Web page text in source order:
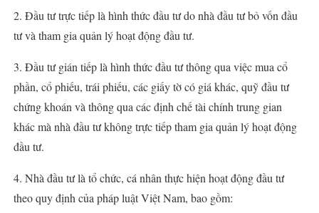
2. Đầu tư trực tiếp là hình thức đầu tư do nhà đầu tư bỏ vốn đầu
tư và tham gia quản lý hoạt động đầu tư.
3. Đầu tư gián tiếp là hình thức đầu tư thông qua việc mua cổ
phần, cổ phiếu, trái phiếu, các giấy tờ có giá khác, quỹ đầu tư
chứng khoán và thông qua các định chế tài chính trung gian
khác mà nhà đầu tư không trực tiếp tham gia quản lý hoạt động
đầu tư.
4. Nhà đầu tư là tổ chức, cá nhân thực hiện hoạt động đầu tư
theo quy định của pháp luật Việt Nam, bao gồm: